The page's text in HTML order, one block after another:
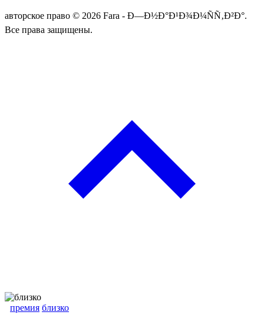
авторское право © 2026 Fara - Ð—Ð½Ð°Ð¹Ð¾Ð¼ÑÑ‚Ð²Ð°.
Все права защищены.
премия близко